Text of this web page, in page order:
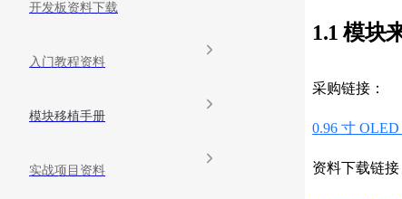
开发板资料下载
入门教程资料
模块移植手册
实战项目资料
1.1 模块
采购链接：
0.96 寸
资料下载链接